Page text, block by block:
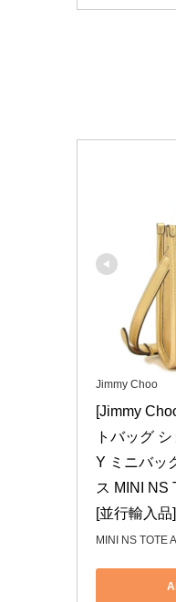
Jimmy Choo
[Jimmy
トバッグ
Y ミニバッ
ス MINI NS
[並行輸入品]
MINI NS TOTE